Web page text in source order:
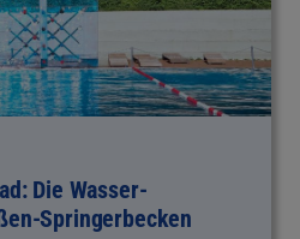
Die Wasser-
Springerbecken